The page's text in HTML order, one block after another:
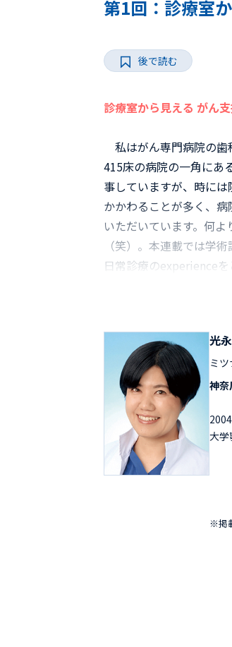
第1回：診療室
後で読む
診療室から見える がん
私はがん専門病院の歯
415床の病院の一角にあ
事していますが、時に
かかわることが多く、
いただいています。何
（笑）。本連載では学
日常診療のexperienceを
光
ミ
神奈
大学
※掲